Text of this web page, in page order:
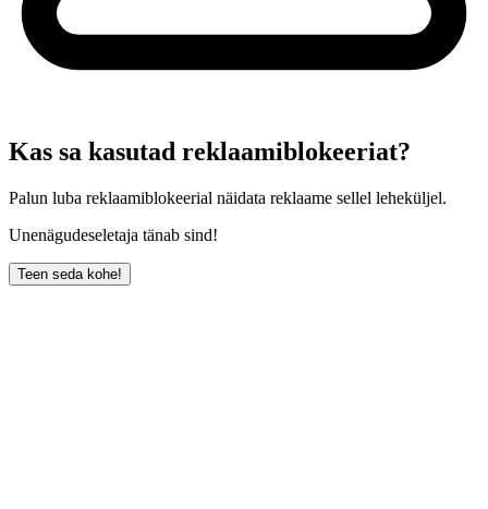
Kas sa kasutad reklaamiblokeeriat?
Palun luba reklaamiblokeerial näidata reklaame sellel leheküljel.
Unenägudeseletaja tänab sind!
Teen seda kohe!